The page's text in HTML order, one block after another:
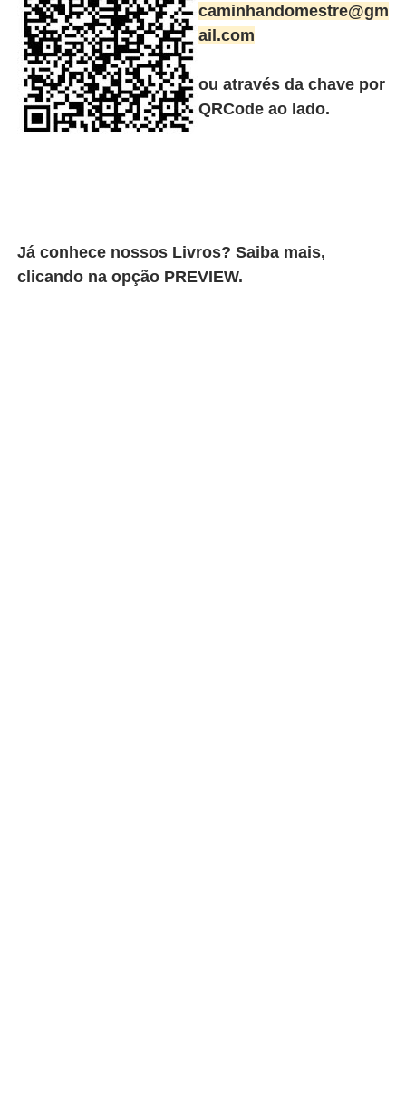
caminhandomestre@gm
ail.com
ou através da chave por
QRCode ao lado.
Já conhece nossos Livros? Saiba mais,
clicando na opção PREVIEW.